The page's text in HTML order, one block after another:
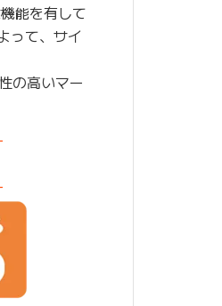
能を有して
って、サイ
の高いマー